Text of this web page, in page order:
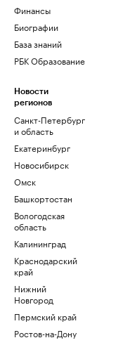
Финансы
Биографии
База знаний
РБК Образование
Новости
регионов
Санкт-Петербург
и область
Екатеринбург
Новосибирск
Омск
Башкортостан
Вологодская
область
Калининград
Краснодарский
край
Нижний
Новгород
Пермский край
Ростов-на-Дону